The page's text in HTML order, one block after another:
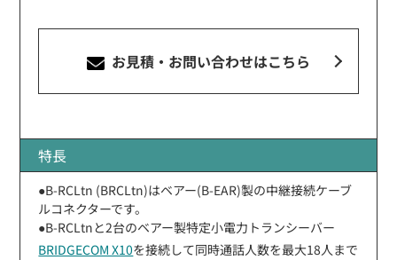
お見積・お問い合わせはこちら
特長
●B-RCLtn (BRCLtn)はベアー(B-EAR)製の中継接続ケーブ
ルコネクターです。
●B-RCLtnと2台のベアー製特定小電力トランシーバー
BRIDGECOM X10を接続して同時通話人数を最大18人まで